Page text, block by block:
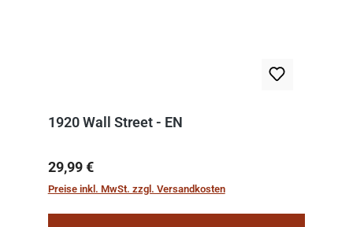
1920 Wall Street - EN
Regulärer Preis:
29,99 €
Preise inkl. MwSt. zzgl. Versandkosten